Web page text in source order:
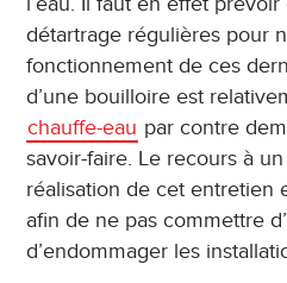
détartrage régulières pour
fonctionnement de ces
d’une bouilloire est
chauffe-eau par contre
savoir-faire. Le recours à
réalisation de cet entretien
afin de ne pas commettre
d’endommager les